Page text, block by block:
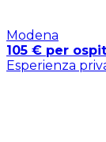
Modena
105 € per
Esperienza